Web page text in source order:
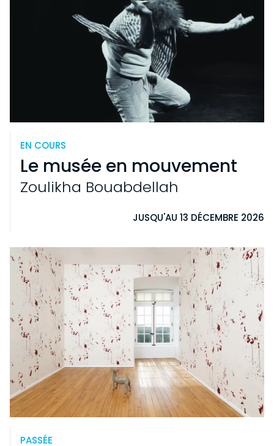
EN COURS
Le musée en mouvement
Zoulikha Bouabdellah
JUSQU'AU 13 DÉCEMBRE 2026
PASSÉE